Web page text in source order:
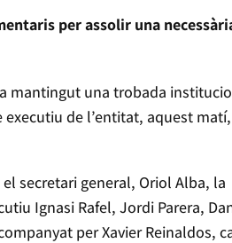
per assolir una
mantingut una trobada
de l’entitat, aquest
secretari general, Oriol Alba, la
Ignasi Rafel, Jordi Parera,
per Xavier Reinaldos,